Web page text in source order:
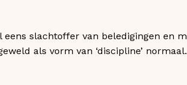
slachtoffer van beledigingen en
als vorm van ‘discipline’